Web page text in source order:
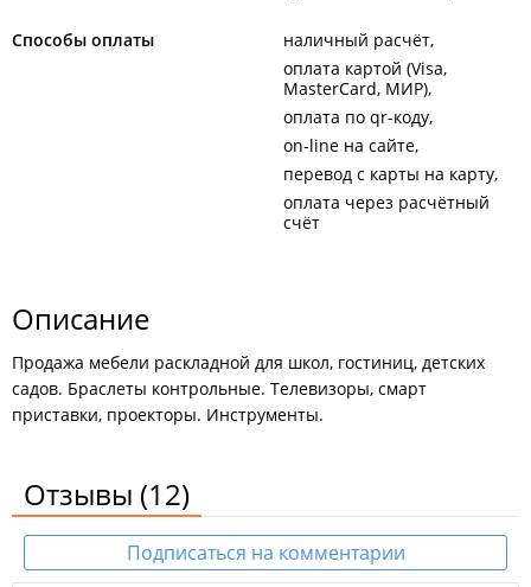
Способы оплаты
наличный расчёт
оплата картой (Visa,
MasterCard, МИР)
оплата по qr-коду
on-line на сайте
перевод с карты на карту
оплата через расчётный
счёт
Описание
Продажа мебели раскладной для школ, гостиниц, детских
садов. Браслеты контрольные. Телевизоры, смарт
приставки, проекторы. Инструменты.
Отзывы (12)
Подписаться на комментарии